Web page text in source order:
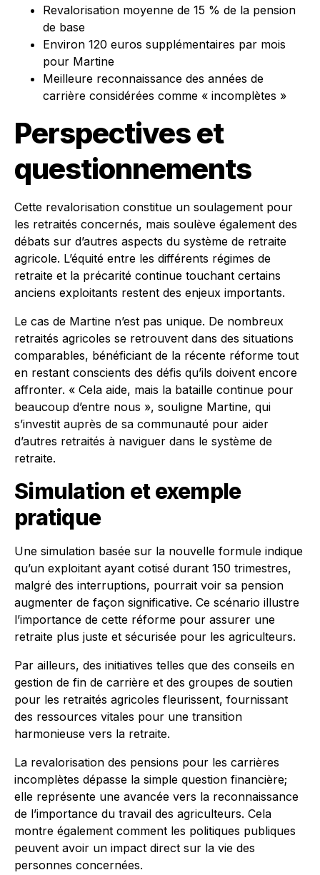
Revalorisation moyenne de 15 % de la pension
de base
Environ 120 euros supplémentaires par mois
pour Martine
Meilleure reconnaissance des années de
carrière considérées comme « incomplètes »
Perspectives et
questionnements
Cette revalorisation constitue un soulagement pour
les retraités concernés, mais soulève également des
débats sur d’autres aspects du système de retraite
agricole. L’équité entre les différents régimes de
retraite et la précarité continue touchant certains
anciens exploitants restent des enjeux importants.
Le cas de Martine n’est pas unique. De nombreux
retraités agricoles se retrouvent dans des situations
comparables, bénéficiant de la récente réforme tout
en restant conscients des défis qu’ils doivent encore
affronter. « Cela aide, mais la bataille continue pour
beaucoup d’entre nous », souligne Martine, qui
s’investit auprès de sa communauté pour aider
d’autres retraités à naviguer dans le système de
retraite.
Simulation et exemple
pratique
Une simulation basée sur la nouvelle formule indique
qu’un exploitant ayant cotisé durant 150 trimestres,
malgré des interruptions, pourrait voir sa pension
augmenter de façon significative. Ce scénario illustre
l’importance de cette réforme pour assurer une
retraite plus juste et sécurisée pour les agriculteurs.
Par ailleurs, des initiatives telles que des conseils en
gestion de fin de carrière et des groupes de soutien
pour les retraités agricoles fleurissent, fournissant
des ressources vitales pour une transition
harmonieuse vers la retraite.
La revalorisation des pensions pour les carrières
incomplètes dépasse la simple question financière;
elle représente une avancée vers la reconnaissance
de l’importance du travail des agriculteurs. Cela
montre également comment les politiques publiques
peuvent avoir un impact direct sur la vie des
personnes concernées.